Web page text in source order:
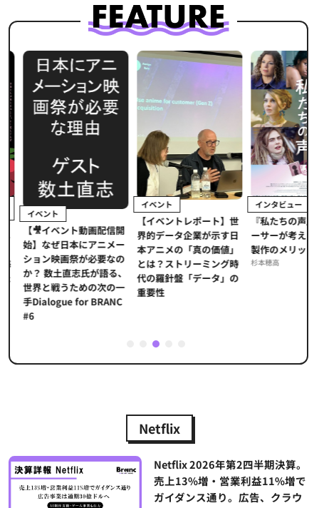
イベント
【🎥イベント動画配信開
始】なぜ日本にアニメー
ション映画祭が必要なの
か？ 数土直志氏が語る、
世界と戦うための次の一
手Dialogue for BRANC
#6
イベント
【イベントレポート】世
界的データ企業が示す日
本アニメの「真の価値」
とは？ストリーミング時
代の羅針盤「データ」の
重要性
インタビュー
『私たちの声』
ーサーが考える
製作のメリット
杉本穂高
3
Netflix
Netflix 2026年第2四半期決算。
売上13%増・営業利益11%増で
ガイダンス通り。広告、クラウ